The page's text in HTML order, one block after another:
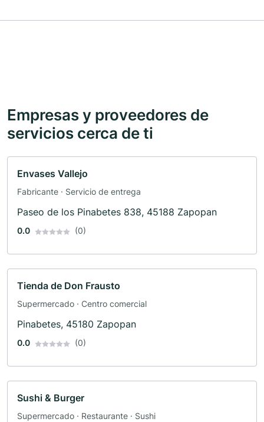
Empresas y proveedores de
servicios cerca de ti
Envases Vallejo
Fabricante · Servicio de entrega
Paseo de los Pinabetes 838, 45188 Zapopan
0.0 (0)
Tienda de Don Frausto
Supermercado · Centro comercial
Pinabetes, 45180 Zapopan
0.0 (0)
Sushi & Burger
Supermercado · Restaurante · Sushi